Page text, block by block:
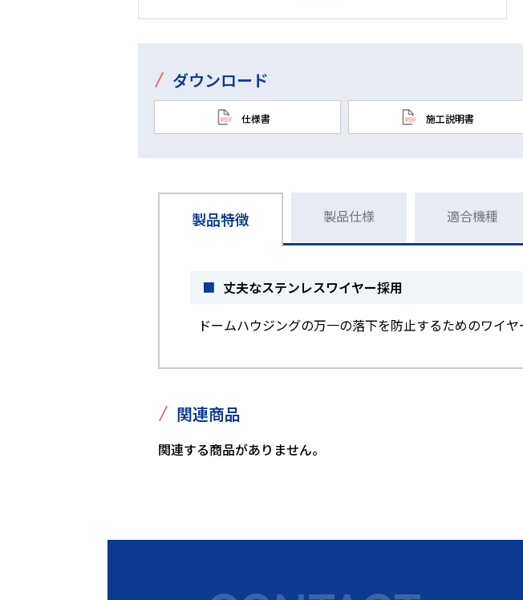
/ ダウンロード
仕様書 施工説明書
製品特徴 製品仕様 適合機種
■ 丈夫なステンレスワイヤー採用
ドームハウジングの万一の落下を防止するためのワイヤ
/ 関連商品
関連する商品がありません。